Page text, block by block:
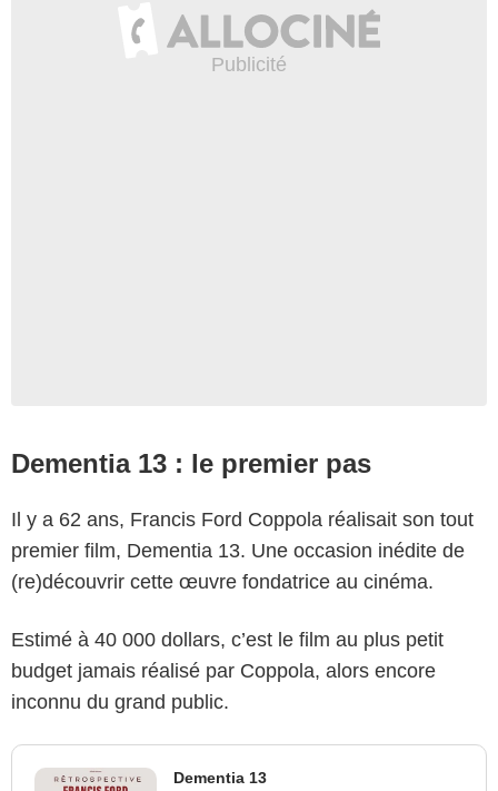
Dementia 13 : le premier pas
Il y a 62 ans, Francis Ford Coppola réalisait son tout
premier film, Dementia 13. Une occasion inédite de
(re)découvrir cette œuvre fondatrice au cinéma.
Estimé à 40 000 dollars, c’est le film au plus petit
budget jamais réalisé par Coppola, alors encore
inconnu du grand public.
Dementia 13